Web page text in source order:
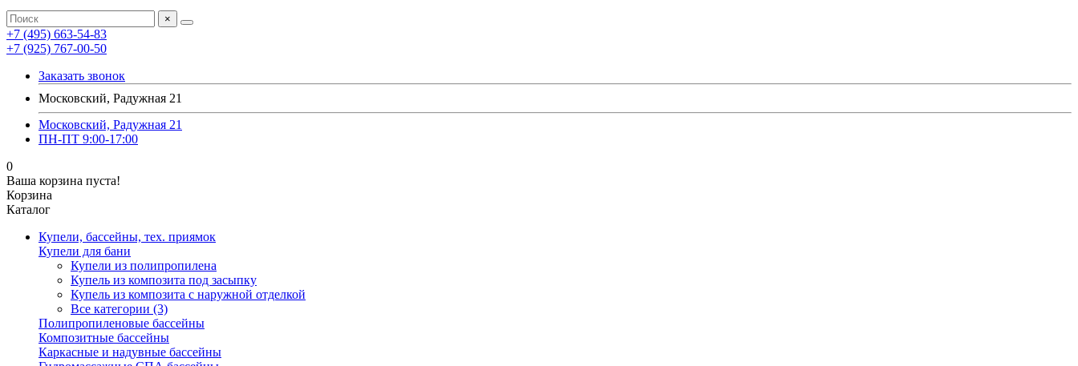
×
+7 (495) 663-54-83
+7 (925) 767-00-50
Заказать звонок
Московский, Радужная 21
Московский, Радужная 21
ПН-ПТ 9:00-17:00
0
Ваша корзина пуста!
Корзина
Каталог
Купели, бассейны, тех. приямок
Купели для бани
Купели из полипропилена
Купель из композита под засыпку
Купель из композита с наружной отделкой
Все категории (3)
Полипропиленовые бассейны
Композитные бассейны
Каркасные и надувные бассейны